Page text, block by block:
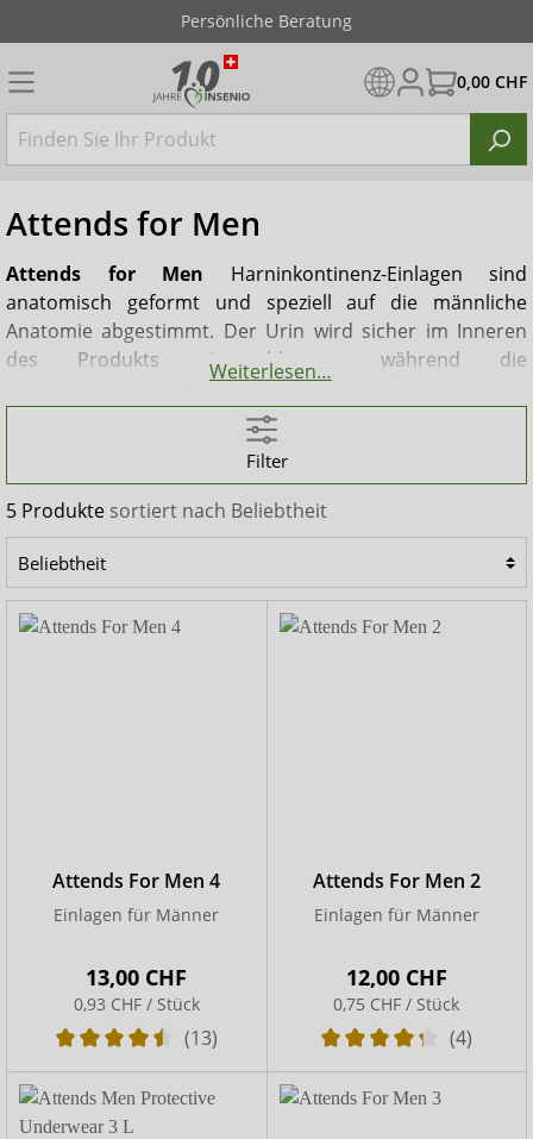
Persönliche Beratung
0,00 CHF
Attends for Men
Attends for Men Harninkontinenz-Einlagen sind
anatomisch geformt und speziell auf die männliche
Anatomie abgestimmt. Der Urin wird sicher im Inneren
des Produkts eingeschlossen, während die
körpergerechte Form zuverlässig für spürbare
Trockenheit sorgt. Dank des Klebestreifens auf der
Rückseite lassen sich die Einlagen einfach in
herkömmlicher Unterwäsche fixieren und nach dem
Gebrauch mühelos entfernen.Attends for Men
sind in vier Saugstärken erhältlich und eignen sich
besonders bei Nachtröpfeln oder zur Unterstützung nach
Prostata-Operationen.
Weiterlesen…
Filter
5 Produkte sortiert nach Beliebtheit
Attends For Men 4
Einlagen für Männer
13,00 CHF
0,93 CHF / Stück
(13)
Attends For Men 2
Einlagen für Männer
12,00 CHF
0,75 CHF / Stück
(4)